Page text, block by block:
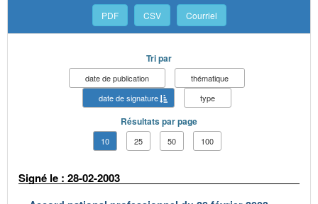
PDF CSV Courriel
Tri par
date de publication
thématique
date de signature
type
Résultats par page
10 25 50 100
Signé le : 28-02-2003